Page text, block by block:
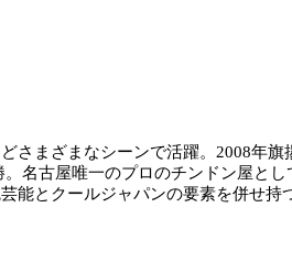
まざまなシーンで活躍。2008年
名古屋唯一のプロのチンドン屋と
とクールジャパンの要素を併せ持